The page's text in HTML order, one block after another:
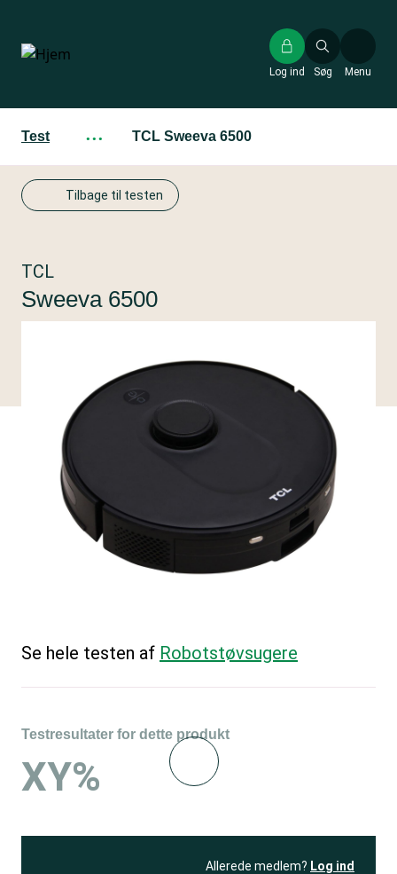
hovedindhold
Søg
Log ind Menu
Test ··· TCL Sweeva 6500
Tilbage til testen
TCL
Sweeva 6500
Se hele testen af Robotstøvsugere
Testresultater for dette produkt
XY%
Allerede medlem? Log ind